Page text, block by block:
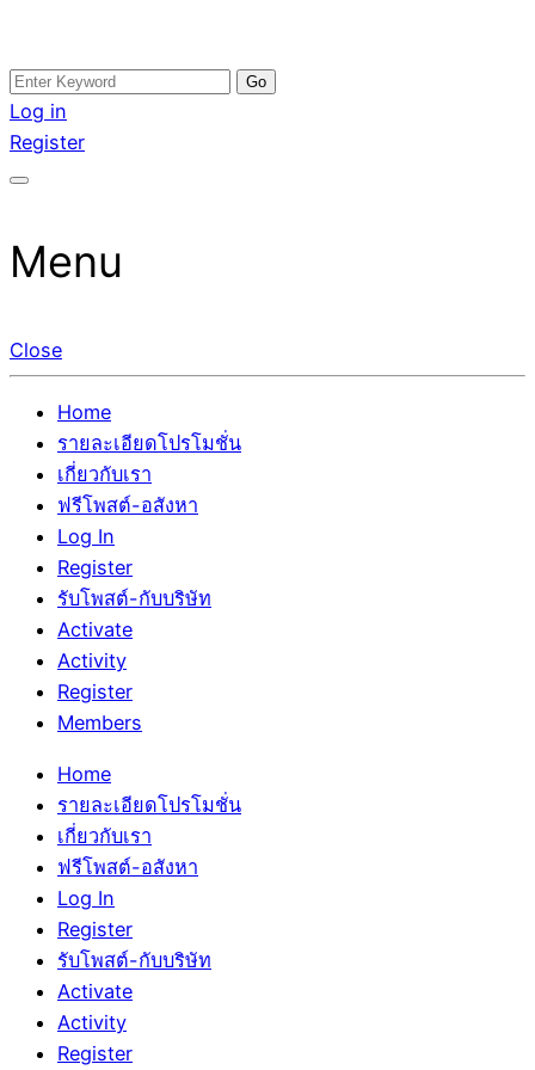
Skip
to
content
อสังหาโพสต์ รีวิวเยอะ รับจ้างโพสต์ขายบ้าน รับจ้างโพสต์อสัง
หา แตกต่างอย่างตั้งใจ รับรองผล อันดับ1 การโพสต์ขายอสังหา
กับทีมงานบริษัท บ้าน ที่ดิน คอนโด ติดGoogleหน้าแรกได้จริงๆ
รับจ้างโพสอสังหา ขายบ้าน อสังหาโพสต์ เชื่อถือได้จริง รับ
โพสต์ ที่ดิน กับทีมงานบริษัท ถูกและดีที่สุด ไม่มีค่านายหน้า
ขายได้จริงๆ ช่วยสร้างโอกาสในการขายได้มากกว่า ที่เดียว ที่
Search
for:
Log in
Register
Menu
Close
Home
รายละเอียดโปรโมชั่น
เกี่ยวกับเรา
ฟรีโพสต์-อสังหา
Log In
Register
รับโพสต์-กับบริษัท
Activate
Activity
Register
Members
Home
รายละเอียดโปรโมชั่น
เกี่ยวกับเรา
ฟรีโพสต์-อสังหา
Log In
Register
รับโพสต์-กับบริษัท
Activate
Activity
Register